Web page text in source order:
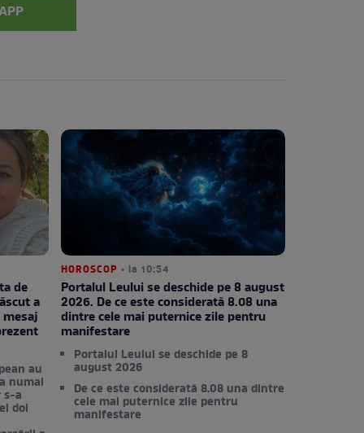
de
a
au
numai
s-a
doi
HOROSCOP • la 10:54
Portalul Leului se deschide pe 8 august
2026. De ce este considerată 8.08 una
dintre cele mai puternice zile pentru
manifestare
Portalul Leului se deschide pe 8
august 2026
De ce este considerată 8.08 una dintre
cele mai puternice zile pentru
manifestare